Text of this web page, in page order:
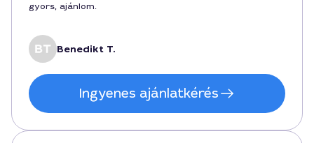
gyors, ajánlom.
Benedikt T.
Ingyenes ajánlatkérés